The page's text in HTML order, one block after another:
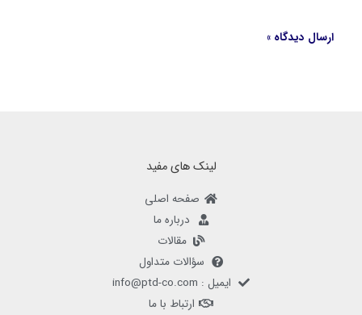
لینک های مفید
صفحه اصلی
درباره ما
مقالات
سؤالات متداول
ایمیل : info@ptd-co.com
ارتباط با ما